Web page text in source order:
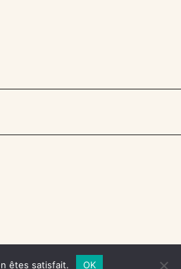
êtes satisfait. OK